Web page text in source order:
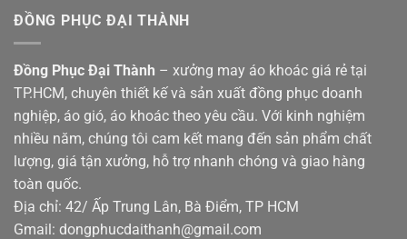
ĐỒNG PHỤC ĐẠI THÀNH
Đồng Phục Đại Thành – xưởng may áo khoác giá rẻ tại
TP.HCM, chuyên thiết kế và sản xuất đồng phục doanh
nghiệp, áo gió, áo khoác theo yêu cầu. Với kinh nghiệm
nhiều năm, chúng tôi cam kết mang đến sản phẩm chất
lượng, giá tận xưởng, hỗ trợ nhanh chóng và giao hàng
toàn quốc.
Địa chỉ: 42/ Ấp Trung Lân, Bà Điểm, TP HCM
Gmail: dongphucdaithanh@gmail.com